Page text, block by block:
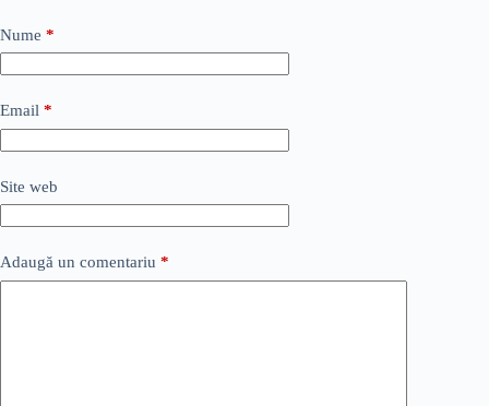
Nume *
Email *
Site web
Adaugă un comentariu *